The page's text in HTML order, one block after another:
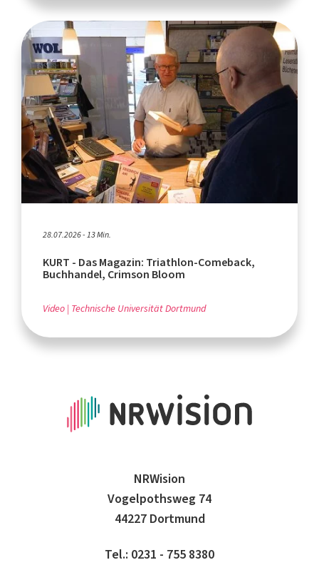
28.07.2026 - 13 Min.
KURT - Das Magazin: Triathlon-Comeback,
Buchhandel, Crimson Bloom
Video Technische Universität Dortmund
NRWision
Vogelpothsweg 74
44227 Dortmund
Tel.: 0231 - 755 8380